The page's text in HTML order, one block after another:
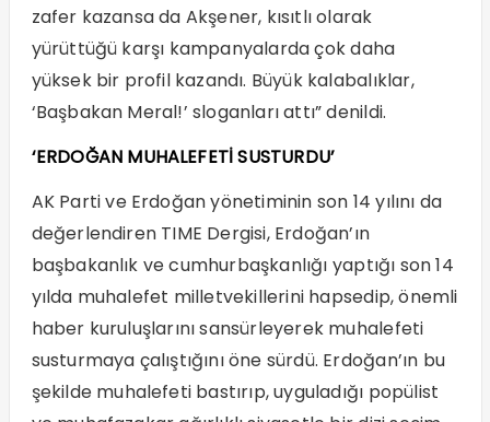
zafer kazansa da Akşener, kısıtlı olarak
yürüttüğü karşı kampanyalarda çok daha
yüksek bir profil kazandı. Büyük kalabalıklar,
‘Başbakan Meral!’ sloganları attı” denildi.
‘ERDOĞAN MUHALEFETİ SUSTURDU’
AK Parti ve Erdoğan yönetiminin son 14 yılını da
değerlendiren TIME Dergisi, Erdoğan’ın
başbakanlık ve cumhurbaşkanlığı yaptığı son 14
yılda muhalefet milletvekillerini hapsedip, önemli
haber kuruluşlarını sansürleyerek muhalefeti
susturmaya çalıştığını öne sürdü. Erdoğan’ın bu
şekilde muhalefeti bastırıp, uyguladığı popülist